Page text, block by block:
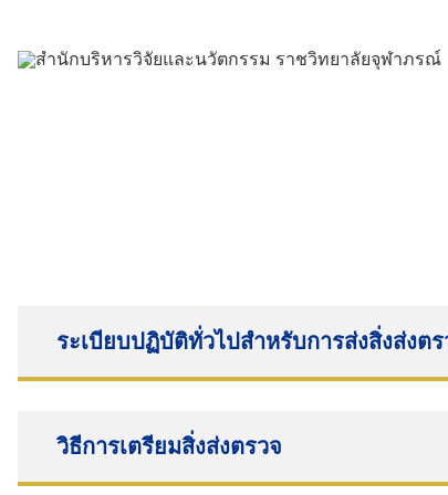
content
ระเบียบปฏิบัติทั่วไปสำหรับการส่งสิ่งส่งตร
วิธีการเตรียมสิ่งส่งตรวจ